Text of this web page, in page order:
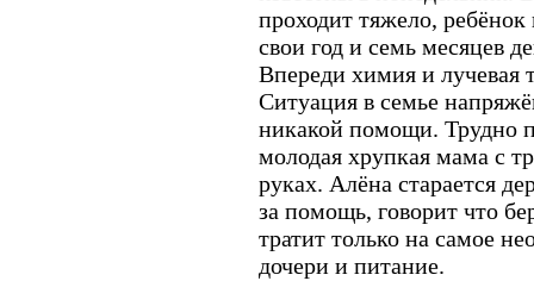
проходит тяжело,
свои год и семь месяцев
Впереди химия и лучевая
Ситуация в семье
никакой помощи. Трудно
молодая хрупкая мама с
руках. Алёна старается
за помощь, говорит что
тратит только на самое
дочери и питание.